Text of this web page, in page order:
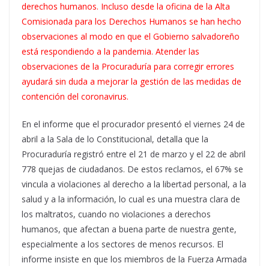
derechos humanos. Incluso desde la oficina de la Alta
Comisionada para los Derechos Humanos se han hecho
observaciones al modo en que el Gobierno salvadoreño
está respondiendo a la pandemia. Atender las
observaciones de la Procuraduría para corregir errores
ayudará sin duda a mejorar la gestión de las medidas de
contención del coronavirus.
En el informe que el procurador presentó el viernes 24 de
abril a la Sala de lo Constitucional, detalla que la
Procuraduría registró entre el 21 de marzo y el 22 de abril
778 quejas de ciudadanos. De estos reclamos, el 67% se
vincula a violaciones al derecho a la libertad personal, a la
salud y a la información, lo cual es una muestra clara de
los maltratos, cuando no violaciones a derechos
humanos, que afectan a buena parte de nuestra gente,
especialmente a los sectores de menos recursos. El
informe insiste en que los miembros de la Fuerza Armada